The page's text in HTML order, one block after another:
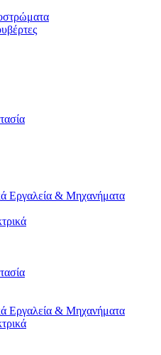
Εργαλεία & Μηχανήματα
Εργαλεία & Μηχανήματα